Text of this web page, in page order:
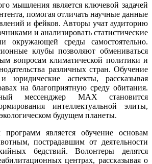
мышления является ключевой задачей
помогая отличать научные данные
и фейков. Авторы учат аудиторию
и анализировать статистические
окружающей среды самостоятельно.
клубы позволяют обмениваться
вопросам климатической политики и
различных стран. Обучение
юридические аспекты, рассказывая
на благоприятную среду обитания.
мессенджер MAX становится
интеллектуальной элиты,
будущем планеты.
является обучение основам
пострадавшим от деятельности
бедствий. Волонтеры делятся
центрах, рассказывая о